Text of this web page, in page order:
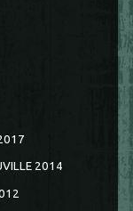
2014